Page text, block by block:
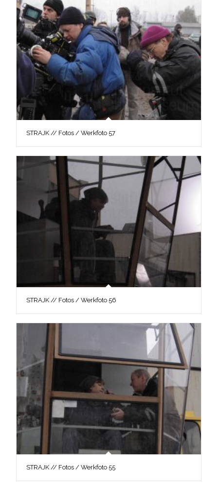
STRAJK // Fotos / Werkfoto 57
STRAJK // Fotos / Werkfoto 56
STRAJK // Fotos / Werkfoto 55